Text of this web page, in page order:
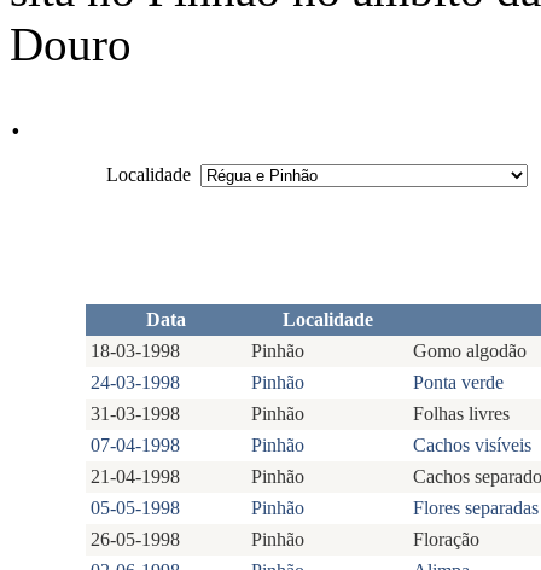
Douro
.
Localidade
Data
Localidade
18-03-1998
Pinhão
Gomo algodão
24-03-1998
Pinhão
Ponta verde
31-03-1998
Pinhão
Folhas livres
07-04-1998
Pinhão
Cachos visíveis
21-04-1998
Pinhão
Cachos
05-05-1998
Pinhão
Flores separadas
26-05-1998
Pinhão
Floração